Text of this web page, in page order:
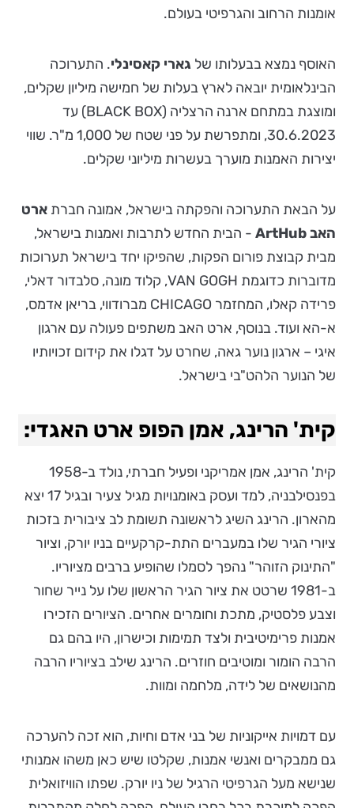
אומנות הרחוב והגרפיטי בעולם.
האוסף נמצא בבעלותו של גארי קאסינלי. התערוכה
הבינלאומית יובאה לארץ בעלות של חמישה מיליון שקלים,
ומוצגת במתחם ארנה הרצליה (BLACK BOX) עד
30.6.2023, ומתפרשת על פני שטח של 1,000 מ"ר. שווי
יצירות האמנות מוערך בעשרות מיליוני שקלים.
על הבאת התערוכה והפקתה בישראל, אמונה חברת ארט
האבArtHub - הבית החדש לתרבות ואמנות בישראל,
מבית קבוצת פורום הפקות, שהפיקו יחד בישראל תערוכות
מדוברות כדוגמת VAN GOGH, קלוד מונה, סלבדור דאלי,
פרידה קאלו, המחזמר CHICAGO מברודווי, בריאן אדמס,
א-הא ועוד. בנוסף, ארט האב משתפים פעולה עם ארגון
איגי – ארגון נוער גאה, שחרט על דגלו את קידום זכויותיו
של הנוער הלהט"בי בישראל.
קית' הרינג, אמן הפופ ארט האגדי:
קית' הרינג, אמן אמריקני ופעיל חברתי, נולד ב-1958
בפנסילבניה, למד ועסק באומנויות מגיל צעיר ובגיל 17 יצא
מהארון. הרינג השיג לראשונה תשומת לב ציבורית בזכות
ציורי הגיר שלו במעברים התת-קרקעיים בניו יורק, וציור
"התינוק הזוהר" נהפך לסמלו שהופיע ברבים מציוריו.
ב-1981 שרטט את ציור הגיר הראשון שלו על נייר שחור
וצבע פלסטיק, מתכת וחומרים אחרים. הציורים הזכירו
אמנות פרימיטיבית ולצד תמימות וכישרון, היו בהם גם
הרבה הומור ומוטיבים חוזרים. הרינג שילב בציוריו הרבה
מהנושאים של לידה, מלחמה ומוות.
עם דמויות אייקוניות של בני אדם וחיות, הוא זכה להערכה
גם ממבקרים ואנשי אמנות, שקלטו שיש כאן משהו אמנותי
שנישא מעל הגרפיטי הרגיל של ניו יורק. שפתו הוויזואלית